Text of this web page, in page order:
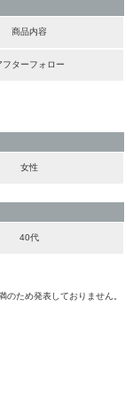
商品内容
フターフォロー
女性
40代
ため発表しておりません。